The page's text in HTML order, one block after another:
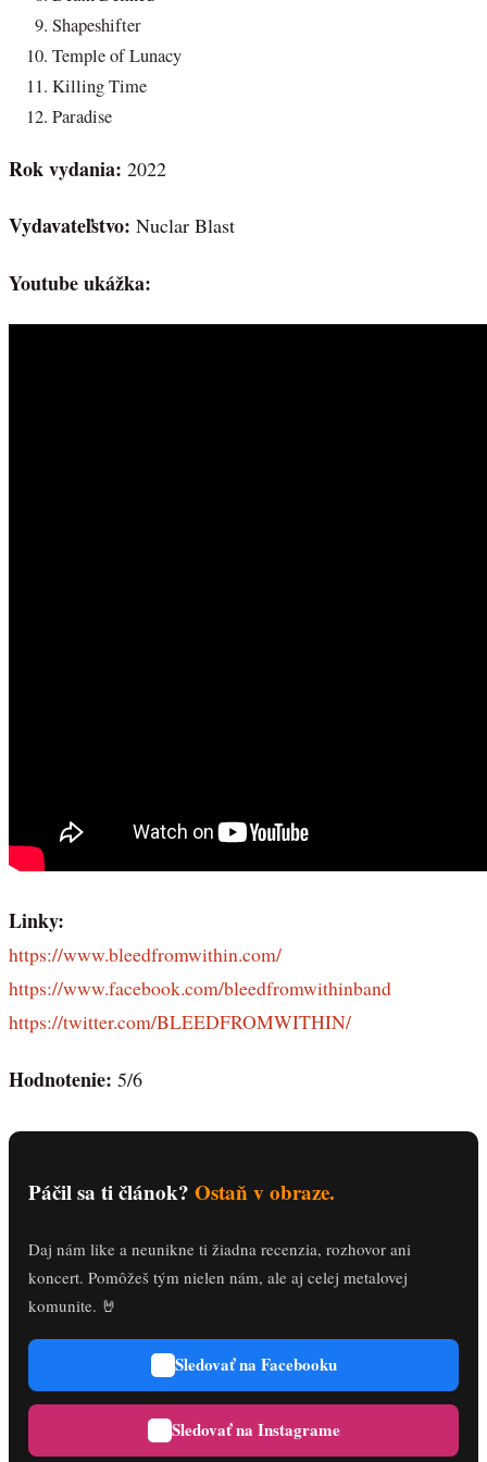
Shapeshifter
Temple of Lunacy
Killing Time
Paradise
Rok vydania: 2022
Vydavateľstvo: Nuclar Blast
Youtube ukážka:
Linky:
https://www.bleedfromwithin.com/
https://www.facebook.com/bleedfromwithinband
https://twitter.com/BLEEDFROMWITHIN/
Hodnotenie: 5/6
Páčil sa ti článok? Ostaň v obraze.
Daj nám like a neunikne ti žiadna recenzia, rozhovor ani
koncert. Pomôžeš tým nielen nám, ale aj celej metalovej
komunite. 🤘
Sledovať na Facebooku
Sledovať na Instagrame